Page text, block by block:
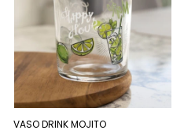
VASO DRINK MOJITO